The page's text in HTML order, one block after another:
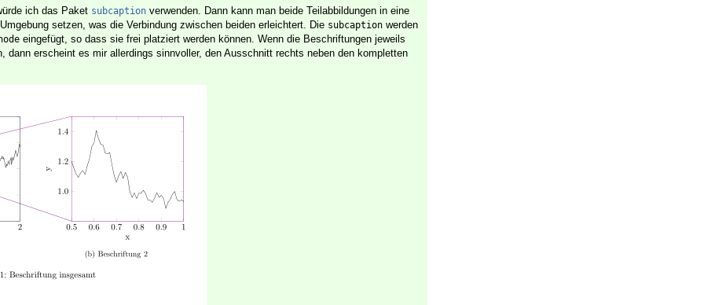
ich das Paket subcaption verwenden. Dann kann man beide Teilabbildungen in eine
Umgebung setzen, was die Verbindung zwischen beiden erleichtert. Die subcaption werden
eingefügt, so dass sie frei platziert werden können. Wenn die Beschriftungen jeweils
dann erscheint es mir allerdings sinnvoller, den Ausschnitt rechts neben den kompletten